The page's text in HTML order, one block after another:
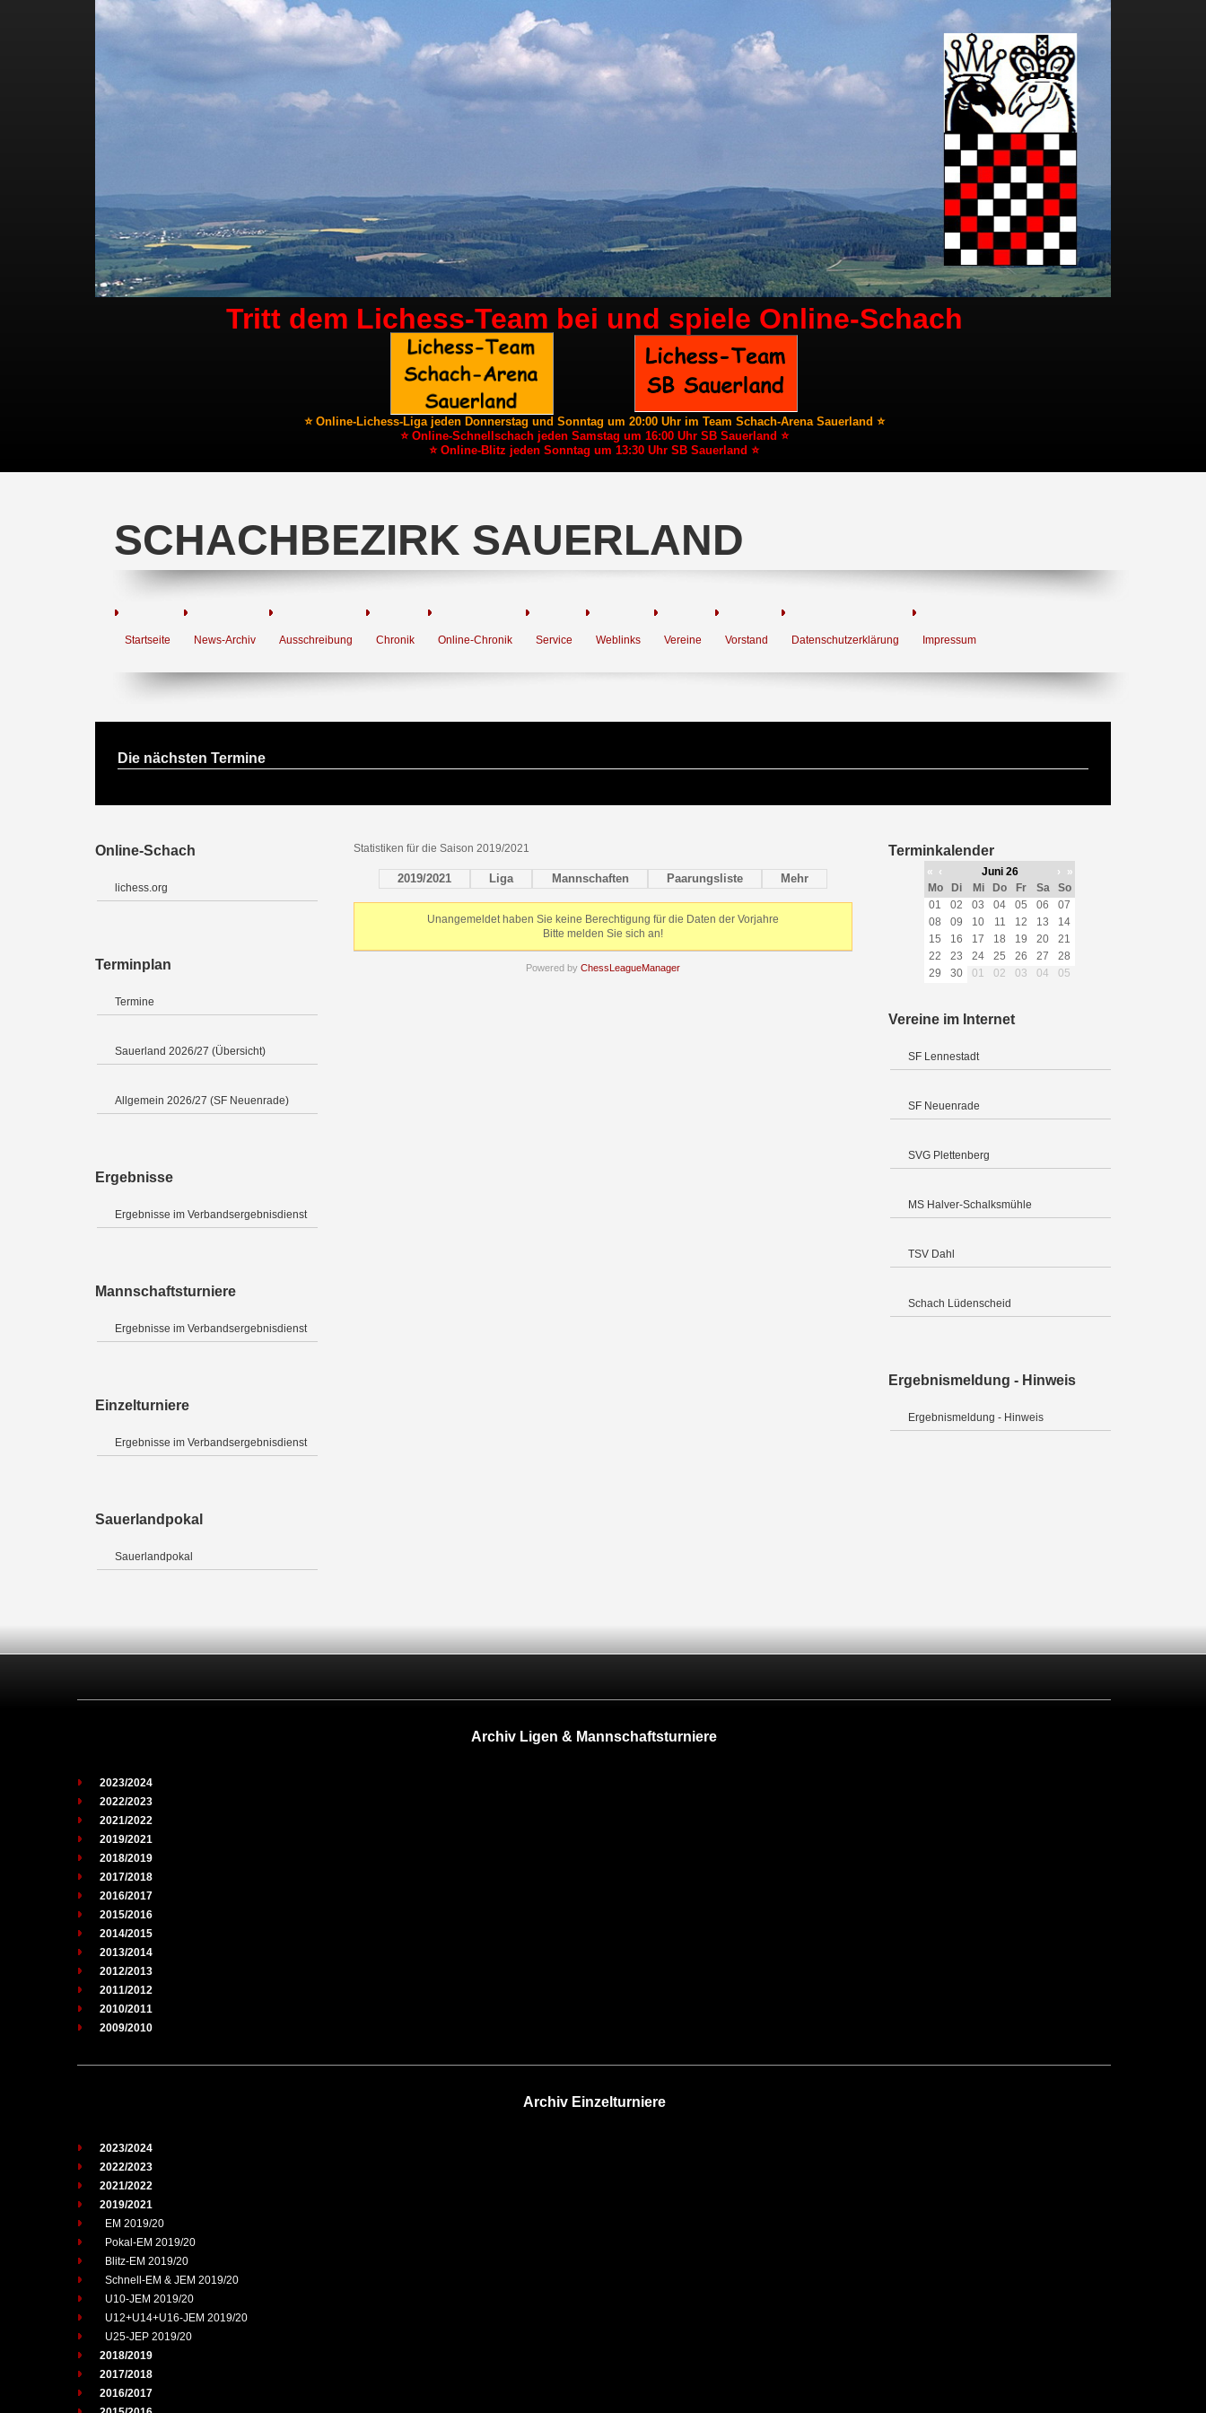
Tritt dem Lichess-Team bei und spiele Online-Schach
⭐ Online-Lichess-Liga jeden Donnerstag und Sonntag um 20:00 Uhr im Team Schach-Arena Sauerland ⭐
⭐ Online-Schnellschach jeden Samstag um 16:00 Uhr SB Sauerland ⭐
⭐ Online-Blitz jeden Sonntag um 13:30 Uhr SB Sauerland ⭐
SCHACHBEZIRK SAUERLAND
Startseite News-Archiv Ausschreibung Chronik Online-Chronik Service Weblinks Vereine Vorstand Datenschutzerklärung Impressum
Die nächsten Termine
Online-Schach
lichess.org
Terminplan
Termine
Sauerland 2026/27 (Übersicht)
Allgemein 2026/27 (SF Neuenrade)
Ergebnisse
Ergebnisse im Verbandsergebnisdienst
Mannschaftsturniere
Ergebnisse im Verbandsergebnisdienst
Einzelturniere
Ergebnisse im Verbandsergebnisdienst
Sauerlandpokal
Sauerlandpokal
Statistiken für die Saison 2019/2021
2019/2021 Liga Mannschaften Paarungsliste Mehr
Unangemeldet haben Sie keine Berechtigung für die Daten der Vorjahre
Bitte melden Sie sich an!
Powered by ChessLeagueManager
Terminkalender
« ‹ Juni 26 ›
»
Mo
Di Mi Do Fr Sa
So
01
02 03 04 05 06
07
08
09 10 11 12 13
14
15
16 17 18 19 20
21
22
23 24 25 26 27
28
29
30 01 02 03 04 05
Vereine im Internet
SF Lennestadt
SF Neuenrade
SVG Plettenberg
MS Halver-Schalksmühle
TSV Dahl
Schach Lüdenscheid
Ergebnismeldung - Hinweis
Ergebnismeldung - Hinweis
Archiv Ligen & Mannschaftsturniere
2023/2024
2022/2023
2021/2022
2019/2021
2018/2019
2017/2018
2016/2017
2015/2016
2014/2015
2013/2014
2012/2013
2011/2012
2010/2011
2009/2010
Archiv Einzelturniere
2023/2024
2022/2023
2021/2022
2019/2021
EM 2019/20
Pokal-EM 2019/20
Blitz-EM 2019/20
Schnell-EM & JEM 2019/20
U10-JEM 2019/20
U12+U14+U16-JEM 2019/20
U25-JEP 2019/20
2018/2019
2017/2018
2016/2017